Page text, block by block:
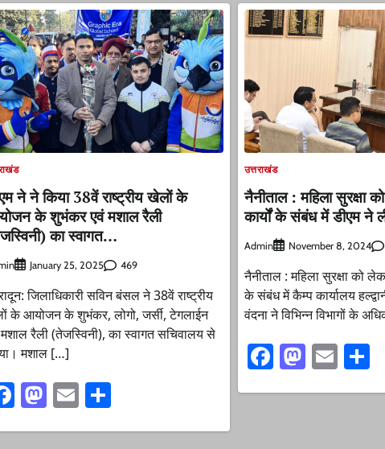
ने ने किया 38वें राष्ट्रीय खेलों के
के शुभंकर एवं मशाल रैली
का स्वागत…
January 25, 2025 469
जिलाधिकारी सविन बंसल ने 38वें राष्ट्रीय
के आयोजन के शुभंकर, लोगो, जर्सी, टेगलाईन
रैली (तेजस्विनी), का स्वागत सचिवालय से
मशाल […]
Facebook
Mastodon
EmailShare
उत्तराखंड
नैनीताल : महिला सुरक्षा
कार्यों के संबंध में डीएम ने
Admin November 8, 2024
नैनीताल : महिला सुरक्षा को
के संबंध में कैम्प कार्यालय
वंदना ने विभिन्न विभागों के
Facebook
Email